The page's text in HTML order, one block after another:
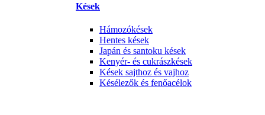
Kések
Hámozókések
Hentes kések
Japán és santoku kések
Kenyér- és cukrászkések
Kések sajthoz és vajhoz
Késélezők és fenőacélok